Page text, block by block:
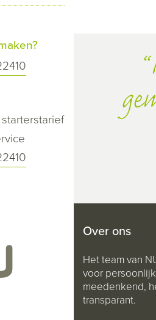
Over ons
Het team van
voor
meedenkend,
transparant.